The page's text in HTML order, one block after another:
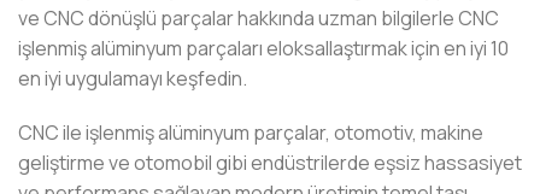
ve CNC dönüşlü parçalar hakkında uzman bilgilerle CNC
işlenmiş alüminyum parçaları eloksallaştırmak için en iyi 10
en iyi uygulamayı keşfedin.
CNC ile işlenmiş alüminyum parçalar, otomotiv, makine
geliştirme ve otomobil gibi endüstrilerde eşsiz hassasiyet